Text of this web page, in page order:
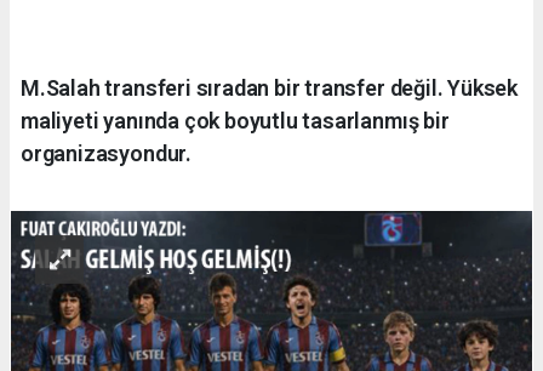
M.Salah transferi sıradan bir transfer değil. Yüksek
maliyeti yanında çok boyutlu tasarlanmış bir
organizasyondur.